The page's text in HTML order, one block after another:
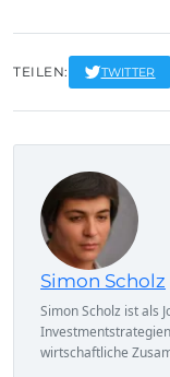
TEILEN: TWITTER
Simon Scholz
Simon Scholz ist als
wirtschaftliche